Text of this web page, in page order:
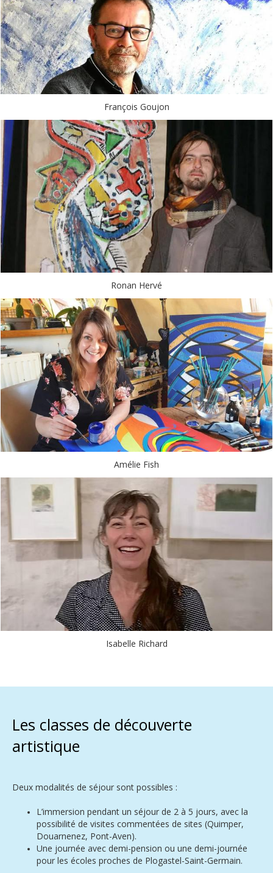
François Goujon
Ronan Hervé
Amélie Fish
Isabelle Richard
Les classes de découverte
artistique
Deux modalités de séjour sont possibles :
L’immersion pendant un séjour de 2 à 5 jours, avec la
possibilité de visites commentées de sites (Quimper,
Douarnenez, Pont-Aven).
Une journée avec demi-pension ou une demi-journée
pour les écoles proches de Plogastel-Saint-Germain.